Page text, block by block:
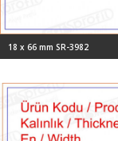
18 x 66 mm SR-3982